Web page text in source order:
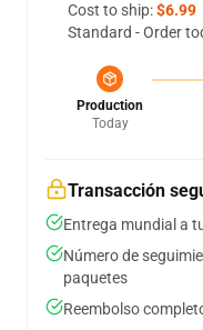
Cost to ship:$6.99
Standard - Order
Production
Today
Transacción
Entrega mundial a
Número de
paquetes
Reembolso